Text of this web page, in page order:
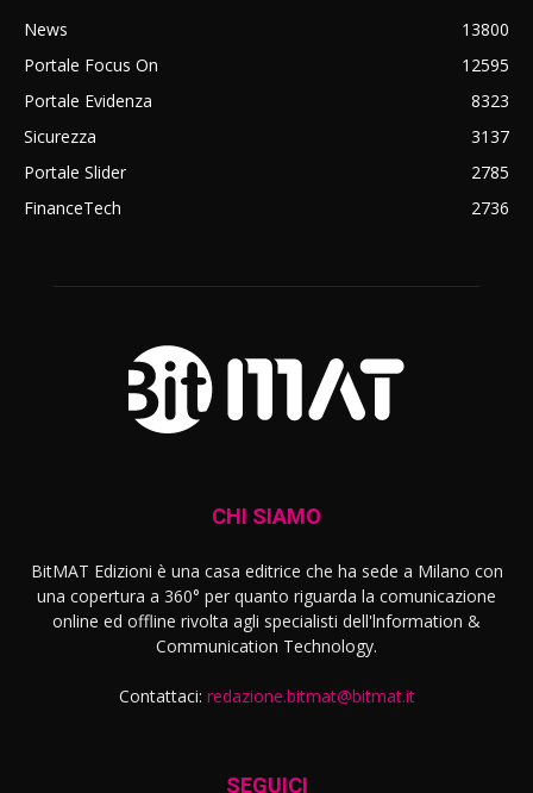
News
13800
Portale Focus On
12595
Portale Evidenza
8323
Sicurezza
3137
Portale Slider
2785
FinanceTech
2736
CHI SIAMO
BitMAT Edizioni è una casa editrice che ha sede a Milano con
una copertura a 360° per quanto riguarda la comunicazione
online ed offline rivolta agli specialisti dell'lnformation &
Communication Technology.
Contattaci: redazione.bitmat@bitmat.it
SEGUICI